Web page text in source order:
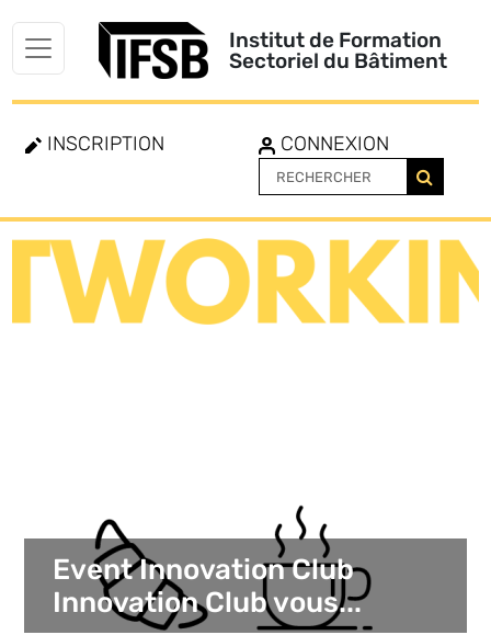
Institut de Formation
Sectoriel du Bâtiment
INSCRIPTION CONNEXION
Toggle
navigation
Event Innovation Club
Innovation Club vous...